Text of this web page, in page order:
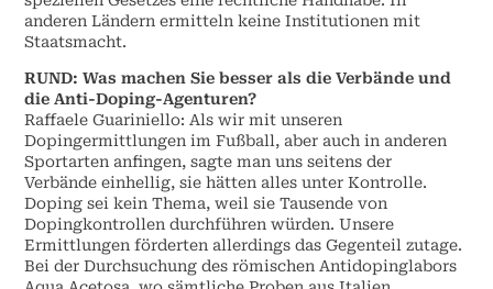
anderen Ländern ermitteln keine Institutionen mit
Staatsmacht.
RUND: Was machen Sie besser als die Verbände und
die Anti-Doping-Agenturen?
Raffaele Guariniello: Als wir mit unseren
Dopingermittlungen im Fußball, aber auch in anderen
Sportarten anfingen, sagte man uns seitens der
Verbände einhellig, sie hätten alles unter Kontrolle.
Doping sei kein Thema, weil sie Tausende von
Dopingkontrollen durchführen würden. Unsere
Ermittlungen förderten allerdings das Gegenteil zutage.
Bei der Durchsuchung des römischen Antidopinglabors